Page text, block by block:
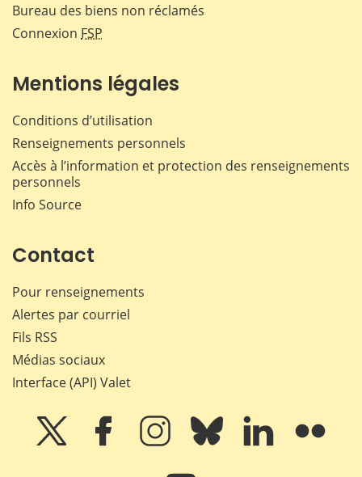
Bureau des biens non réclamés
Connexion FSP
Mentions légales
Conditions d’utilisation
Renseignements personnels
Accès à l’information et protection des renseignements
personnels
Info Source
Contact
Pour renseignements
Alertes par courriel
Fils RSS
Médias sociaux
Interface (API) Valet